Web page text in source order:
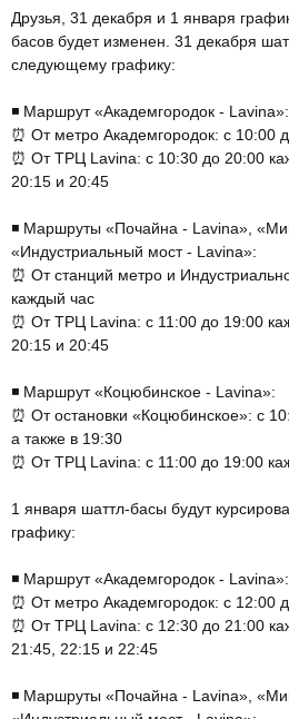
Друзья, 31 декабря и 1 января
басов будет изменен. 31 декабря
следующему графику:
◾️ Маршрут «Академгородок - Lavina»:
⏰ От метро Академгородок: с 10:00
⏰ От ТРЦ Lavina: с 10:30 до 20:00
20:15 и 20:45
◾️ Маршруты «Почайна - Lavina»,
«Индустриальный мост - Lavina»:
⏰ От станций метро и
каждый час
⏰ От ТРЦ Lavina: с 11:00 до 19:00
20:15 и 20:45
◾️ Маршрут «Коцюбинское - Lavina»:
⏰ От остановки «Коцюбинское»: с
а также в 19:30
⏰ От ТРЦ Lavina: с 11:00 до 19:00
1 января шаттл-басы будут
графику:
◾️ Маршрут «Академгородок - Lavina»:
⏰ От метро Академгородок: с 12:00
⏰ От ТРЦ Lavina: с 12:30 до 21:00
21:45, 22:15 и 22:45
◾️ Маршруты «Почайна - Lavina»,